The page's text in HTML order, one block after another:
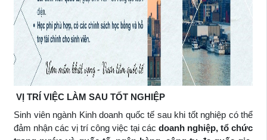
VỊ TRÍ VIỆC LÀM SAU TỐT NGHIỆP
Sinh viên ngành Kinh doanh quốc tế sau khi tốt nghiệp có thể
đảm nhận các vị trí công việc tại các doanh nghiệp, tổ chức